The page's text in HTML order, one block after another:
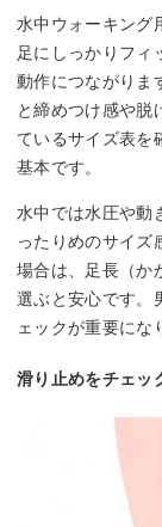
水中ウォーキング
足にしっかりフィ
動作につながりま
と締めつけ感や脱
ているサイズ表を
基本です。
水中では水圧や動
ったりめのサイズ
場合は、足長（か
選ぶと安心です。
ェックが重要にな
滑り止めをチェッ